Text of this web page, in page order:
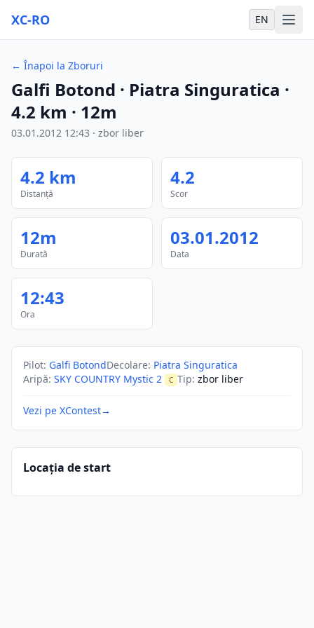
XC-RO EN
← Înapoi la Zboruri
Galfi Botond · Piatra Singuratica ·
4.2 km · 12m
03.01.2012 12:43 · zbor liber
4.2 km
Distanță
4.2
Scor
12m
Durată
03.01.2012
Data
12:43
Ora
Pilot: Galfi BotondDecolare: Piatra Singuratica
Aripă: SKY COUNTRY Mystic 2 C Tip: zbor liber
Vezi pe XContest→
Locația de start